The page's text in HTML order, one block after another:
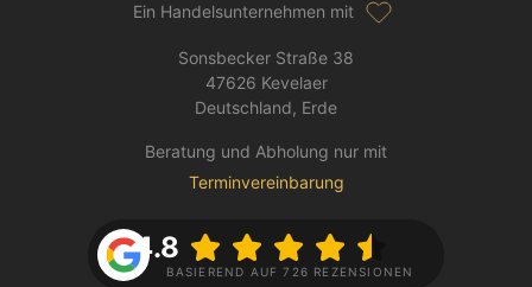
Ein Handelsunternehmen mit
Sonsbecker Straße 38
47626 Kevelaer
Deutschland, Erde
Beratung und Abholung nur mit
Terminvereinbarung
4.8
BASIEREND AUF 726 REZENSIONEN